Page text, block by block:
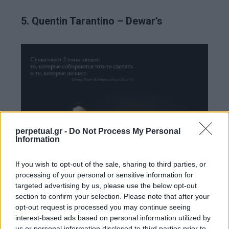
perpetual.gr - Do Not Process My Personal
Information
If you wish to opt-out of the sale, sharing to third parties, or
processing of your personal or sensitive information for
targeted advertising by us, please use the below opt-out
section to confirm your selection. Please note that after your
opt-out request is processed you may continue seeing
interest-based ads based on personal information utilized by
5. Quentin Tarantino – Dewar’s